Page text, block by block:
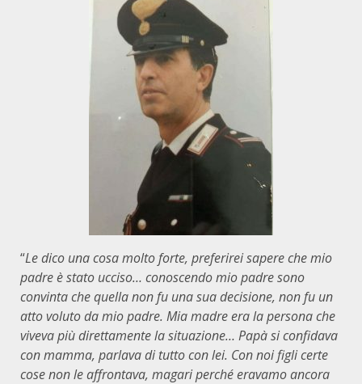
“Le dico una cosa molto forte, preferirei sapere che mio
padre è stato ucciso… conoscendo mio padre sono
convinta che quella non fu una sua decisione, non fu un
atto voluto da mio padre. Mia madre era la persona che
viveva più direttamente la situazione… Papà si confidava
con mamma, parlava di tutto con lei. Con noi figli certe
cose non le affrontava, magari perché eravamo ancora